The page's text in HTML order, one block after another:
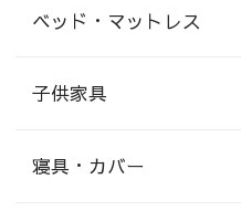
ベッド・マットレス
子供家具
寝具・カバー